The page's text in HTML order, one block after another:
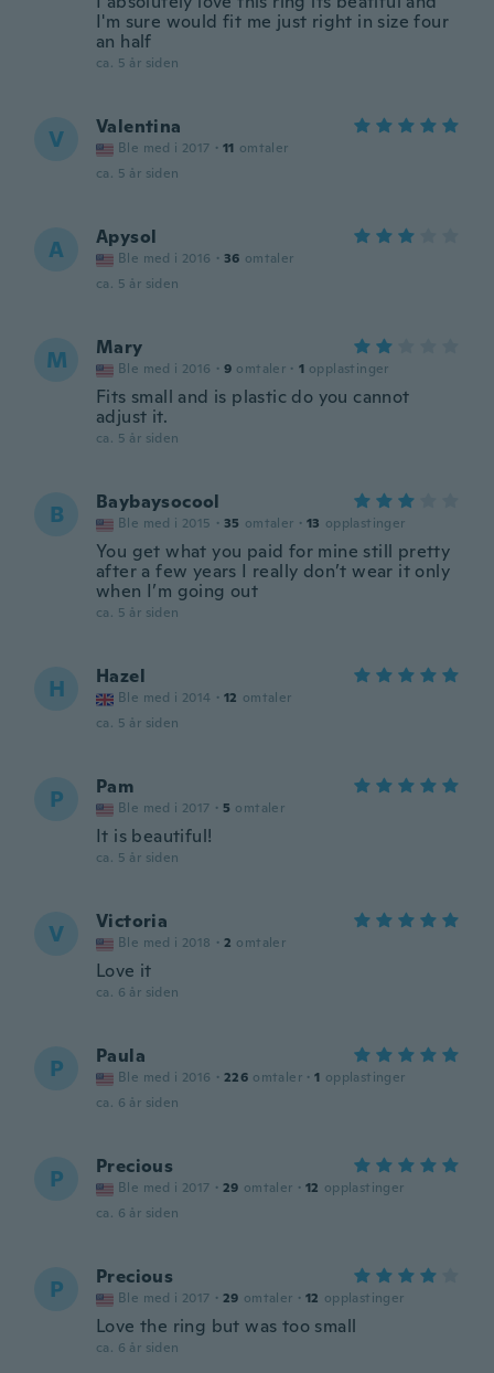
I'm sure would fit me just right in size four
an half
ca. 5 år siden
V Valentina
Ble med i 2017 · 11 omtaler
ca. 5 år siden
A Apysol
Ble med i 2016 · 36 omtaler
ca. 5 år siden
M Mary
Ble med i 2016 · 9 omtaler · 1 opplastinger
Fits small and is plastic do you cannot
adjust it.
ca. 5 år siden
B Baybaysocool
Ble med i 2015 · 35 omtaler · 13 opplastinger
You get what you paid for mine still pretty
after a few years I really don’t wear it only
when I’m going out
ca. 5 år siden
H Hazel
Ble med i 2014 · 12 omtaler
ca. 5 år siden
P Pam
Ble med i 2017 · 5 omtaler
It is beautiful!
ca. 5 år siden
V Victoria
Ble med i 2018 · 2 omtaler
Love it
ca. 6 år siden
P Paula
Ble med i 2016 · 226 omtaler · 1 opplastinger
ca. 6 år siden
P Precious
Ble med i 2017 · 29 omtaler · 12 opplastinger
ca. 6 år siden
P Precious
Ble med i 2017 · 29 omtaler · 12 opplastinger
Love the ring but was too small
ca. 6 år siden